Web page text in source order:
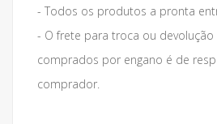
- Todos os produtos a pronta
- O frete para troca ou
comprados por engano é de
comprador.